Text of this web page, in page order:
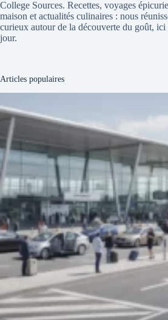
College Sources. Recettes, voyages
maison et actualités culinaires : nous
curieux autour de la découverte du goût, ici
jour.
Articles populaires